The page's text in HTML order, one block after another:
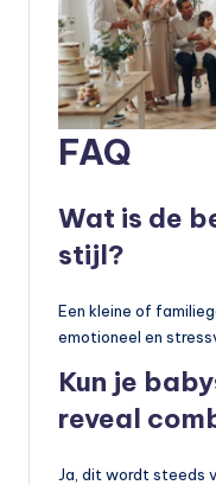
FAQ
Wat is de
stijl?
Een kleine of
emotioneel en
Kun je
reveal
Ja, dit wordt steeds